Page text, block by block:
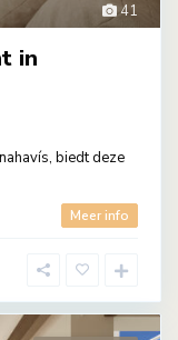
41
in
biedt deze
Meer info